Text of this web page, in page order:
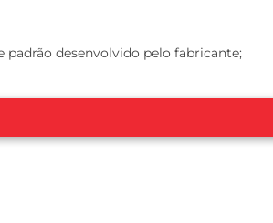
desenvolvido pelo fabricante;